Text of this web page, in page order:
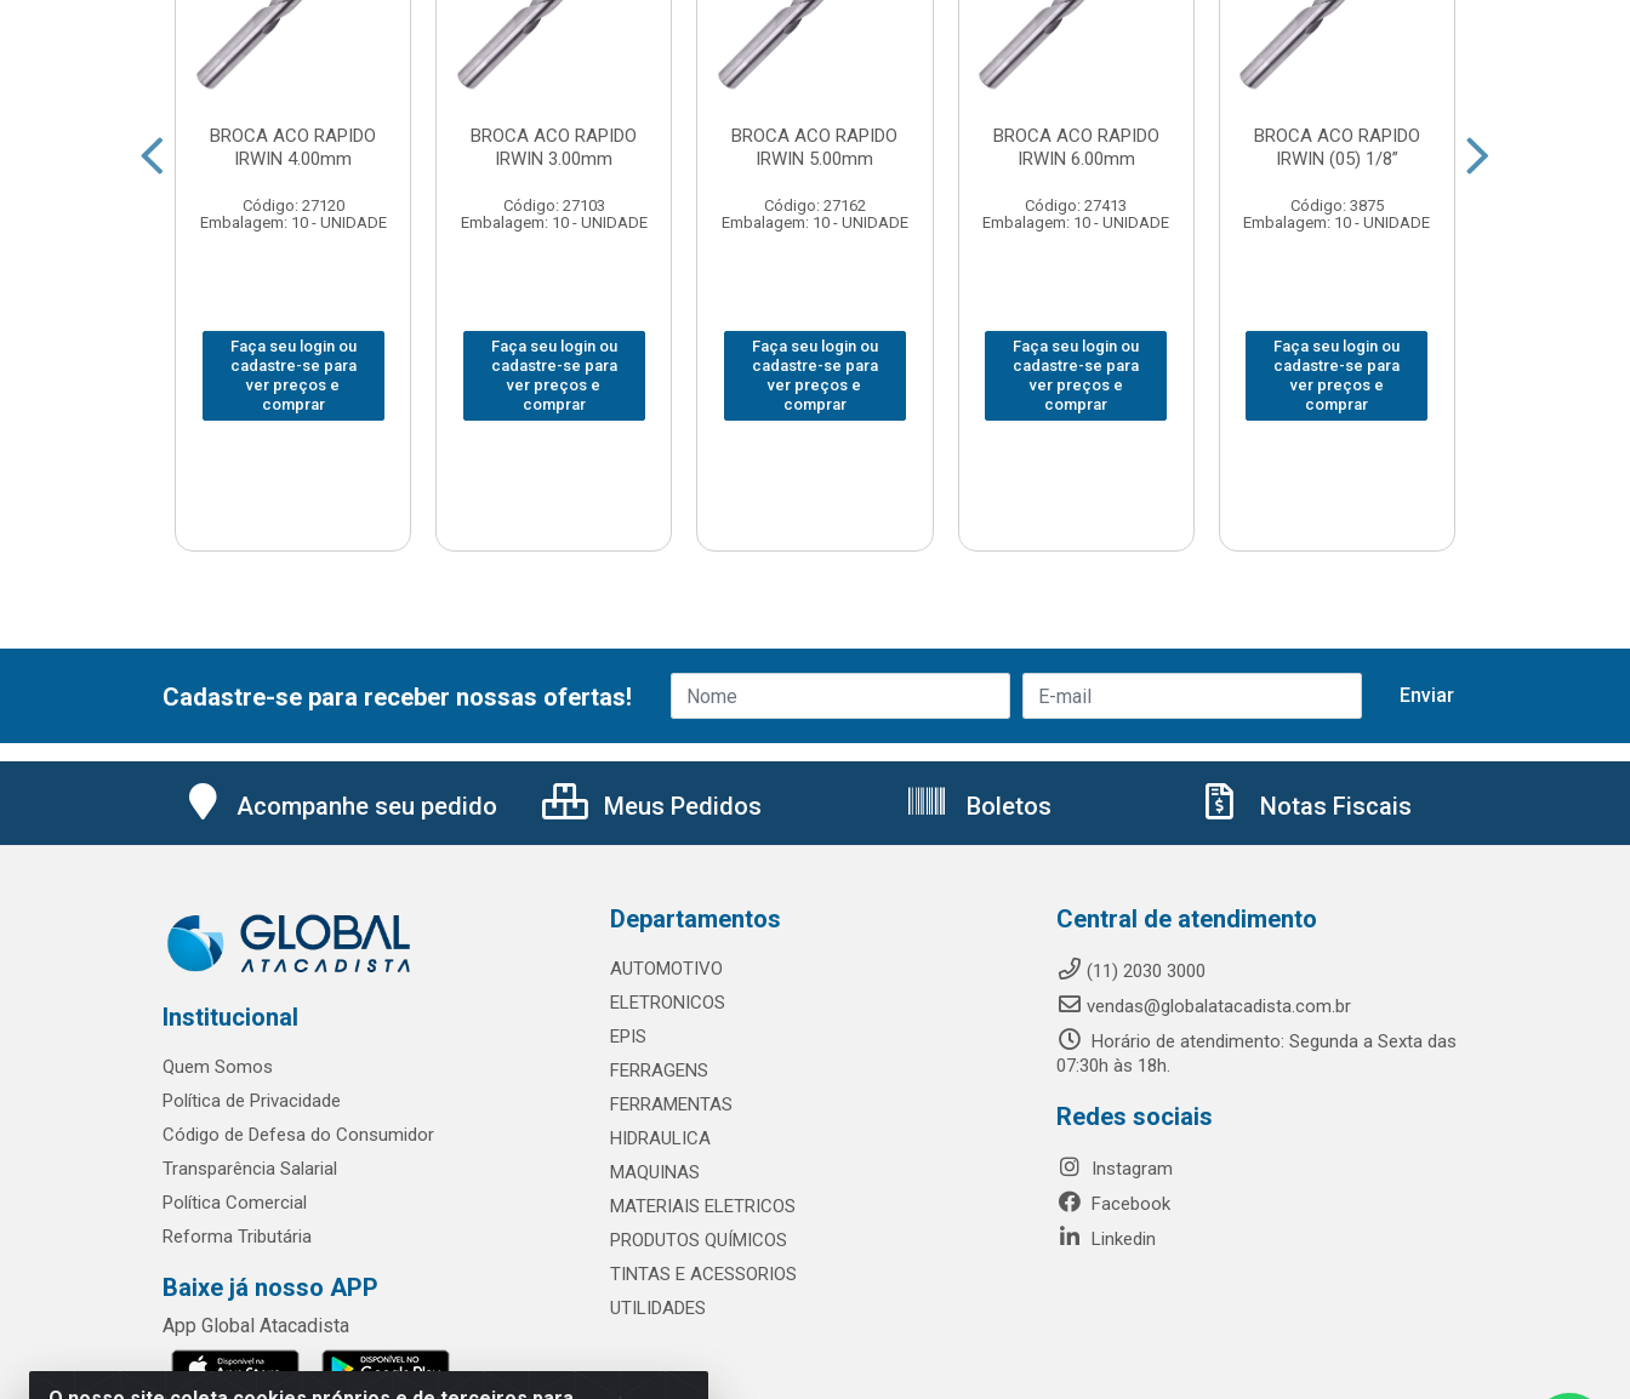
BROCA ACO RAPIDO
IRWIN 4.00mm
Código: 27120
Embalagem: 10 - UNIDADE
Faça seu login ou
cadastre-se para
ver preços e
comprar
BROCA ACO RAPIDO
IRWIN 3.00mm
Código: 27103
Embalagem: 10 - UNIDADE
Faça seu login ou
cadastre-se para
ver preços e
comprar
BROCA ACO RAPIDO
IRWIN 5.00mm
Código: 27162
Embalagem: 10 - UNIDADE
Faça seu login ou
cadastre-se para
ver preços e
comprar
BROCA ACO RAPIDO
IRWIN 6.00mm
Código: 27413
Embalagem: 10 - UNIDADE
Faça seu login ou
cadastre-se para
ver preços e
comprar
BROCA ACO RAPIDO
IRWIN (05) 1/8”
Código: 3875
Embalagem: 10 - UNIDADE
Faça seu login ou
cadastre-se para
ver preços e
comprar
Cadastre-se para receber nossas ofertas!
Acompanhe seu pedido Meus Pedidos Boletos Notas Fiscais
Institucional
Quem Somos
Política de Privacidade
Código de Defesa do Consumidor
Transparência Salarial
Política Comercial
Reforma Tributária
Baixe já nosso APP
App Global Atacadista
Departamentos
AUTOMOTIVO
ELETRONICOS
EPIS
FERRAGENS
FERRAMENTAS
HIDRAULICA
MAQUINAS
MATERIAIS ELETRICOS
PRODUTOS QUÍMICOS
TINTAS E ACESSORIOS
UTILIDADES
Central de atendimento
(11) 2030 3000
vendas@globalatacadista.com.br
Horário de atendimento: Segunda a Sexta das
07:30h às 18h.
Redes sociais
Instagram
Facebook
Linkedin